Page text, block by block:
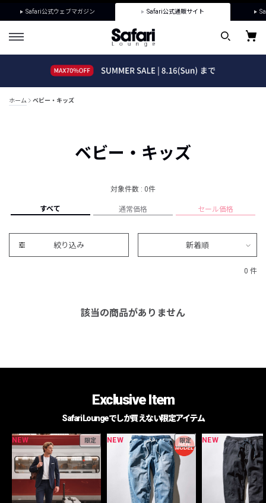
Safari公式ウェブマガジン Safari公式通販サイト
ホーム ベビー・キッズ
ベビー・キッズ
対象件数 : 0件
すべて 通常価格 セール価格
絞り込み 新着順
0 件
該当の商品がありません
Exclusive Item
Safari Loungeでしか買えない限定アイテム
NEW 限定 NEW 限定 NEW